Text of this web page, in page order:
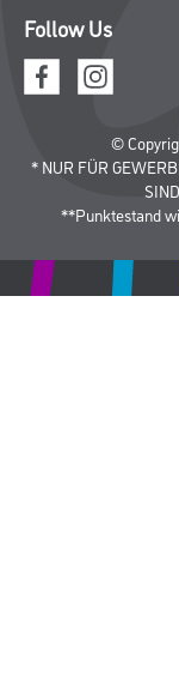
Follow Us
©
* NUR FÜR
**Punktestand